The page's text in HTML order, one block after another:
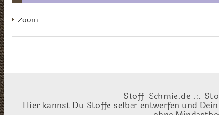
Zoom
Stoff-Schmie.de .:.
Hier kannst Du Stoffe selber entwerfen und